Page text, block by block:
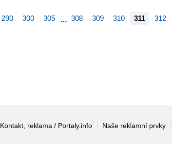
290 300 305 … 308 309 310 311 312
Kontakt, reklama / Portaly.info Naše reklamní prvky